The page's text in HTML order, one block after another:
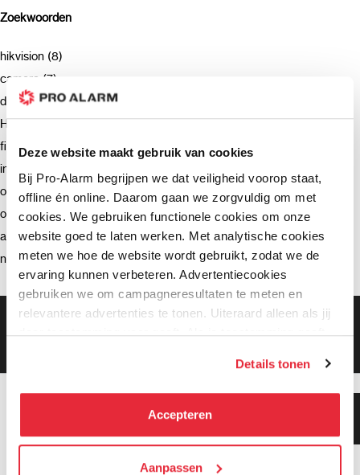
Deze website maakt gebruik van cookies
Bij Pro-Alarm begrijpen we dat veiligheid voorop staat,
offline én online. Daarom gaan we zorgvuldig om met
cookies. We gebruiken functionele cookies om onze
website goed te laten werken. Met analytische cookies
meten we hoe de website wordt gebruikt, zodat we de
ervaring kunnen verbeteren. Advertentiecookies
gebruiken we om campagneresultaten te meten en
relevantere advertenties te tonen. Uiteraard alleen als jij
daar toestemming voor geeft. Als je toestemming geeft,
kunnen deze gegevens combineren met informatie die zij
hebben verzameld via het gebruik van hun diensten. Je
kunt alle cookies accepteren, alleen noodzakelijke
We werken samen met21 derden
die uw gegevens
Details tonen
Accepteren
Aanpassen
Zoekwoorden
hikvision (8)
camera (7)
deurbel (4)
Hikvision (3)
firmware (3)
installatie (2)
ondersteuning (2)
opnemen (2)
advies (2)
netwerkrecorder (2)
Gratis bezorging vanaf €99,-
Gratis retourneren binnen 90 dagen*
Klanten geven ons 9.3